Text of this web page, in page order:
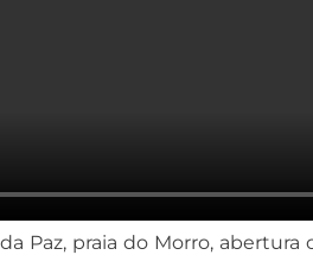
Paz, praia do Morro, abertura